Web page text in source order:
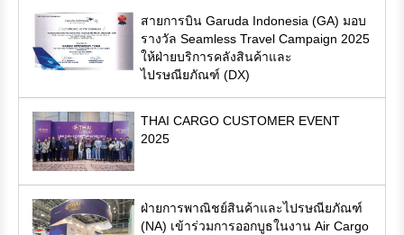
สายการบิน Garuda Indonesia (GA) มอบ
รางวัล Seamless Travel Campaign 2025
ให้ฝ่ายบริการคลังสินค้าและ
ไปรษณียภัณฑ์ (DX)
THAI CARGO CUSTOMER EVENT
2025
ฝ่ายการพาณิชย์สินค้าและไปรษณียภัณฑ์
(NA) เข้าร่วมการออกบูธในงาน Air Cargo